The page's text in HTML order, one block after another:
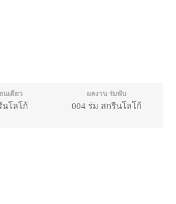
นเดียว
นโลโก้
ผลงาน ร่มพับ
004 ร่ม สกรีนโลโก้